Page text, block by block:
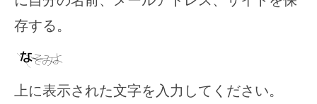
存する。
上に表示された文字を入力してください。